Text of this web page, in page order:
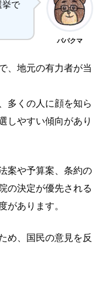
挙で
パパクマ
、地元の有力者が当
多くの人に顔を知ら
しやすい傾向があり
案や予算案、条約の
の決定が優先される
があります。
め、国民の意見を反